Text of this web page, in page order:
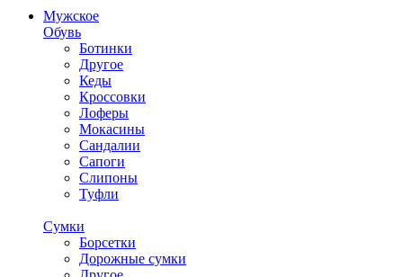
Мужское
Обувь
Ботинки
Другое
Кеды
Кроссовки
Лоферы
Мокасины
Сандалии
Сапоги
Слипоны
Туфли
Сумки
Борсетки
Дорожные сумки